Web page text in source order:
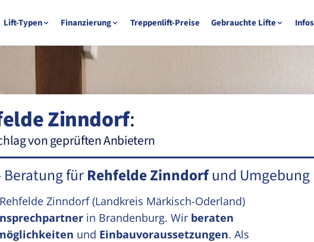
Lift-Typen Finanzierung Treppenlift-Preise Gebrauchte Lifte Infos
Zinndorf:
von geprüften Anbietern
fürRehfelde Zinndorfund Umgebung
Zinndorf(Landkreis Märkisch-Oderland)
in Brandenburg. Wir beraten
und Einbauvoraussetzungen. Als